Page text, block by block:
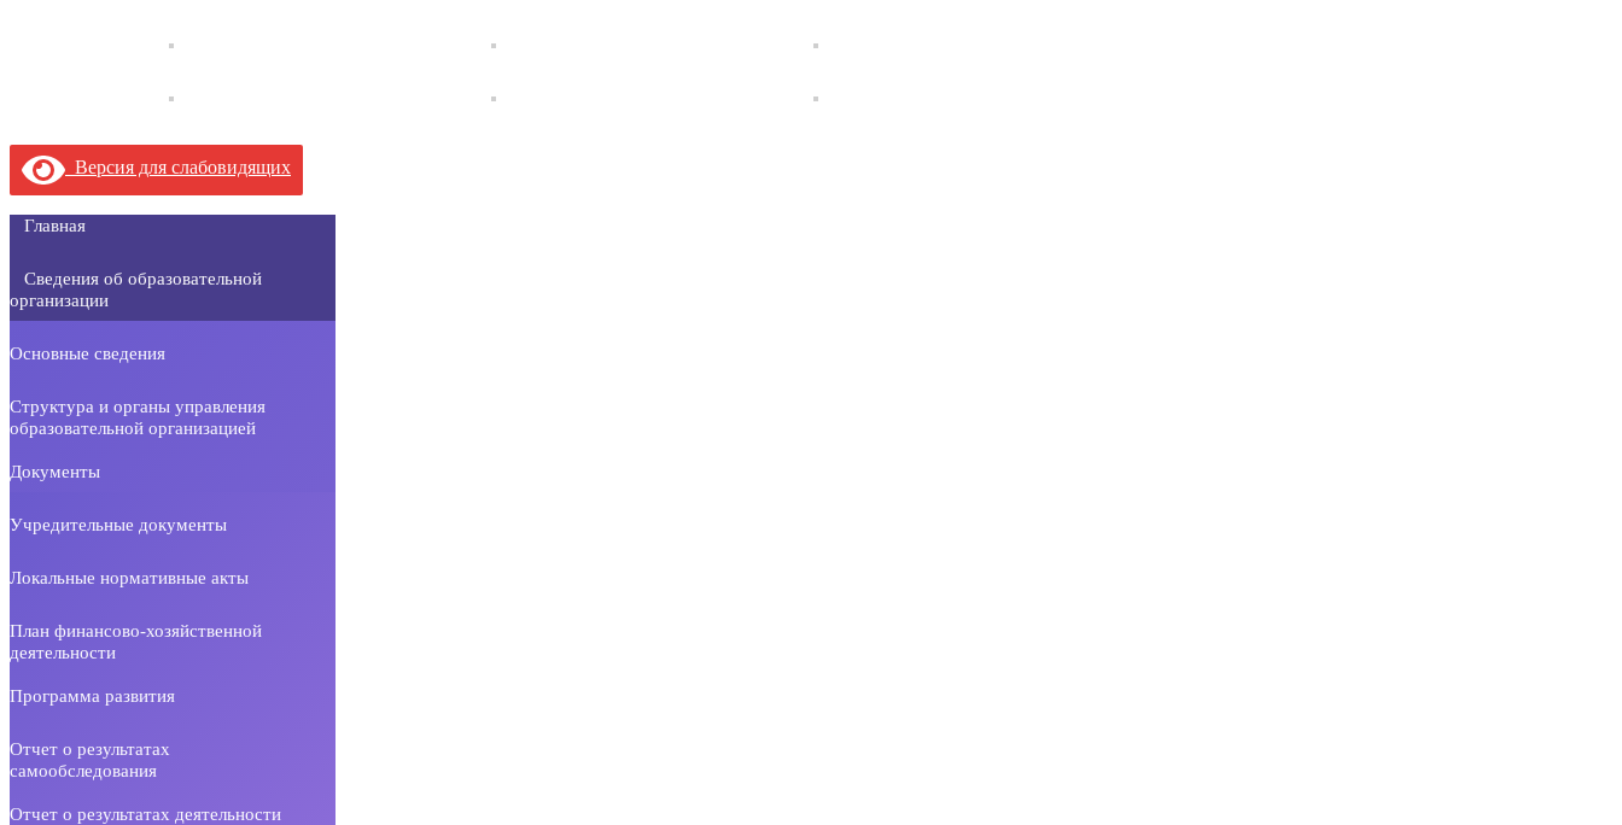
Версия для слабовидящих
Главная
Сведения об образовательной
организации
Основные сведения
Структура и органы управления
образовательной организацией
Документы
Учредительные документы
Локальные нормативные акты
План финансово-хозяйственной
деятельности
Программа развития
Отчет о результатах
самообследования
Отчет о результатах деятельности